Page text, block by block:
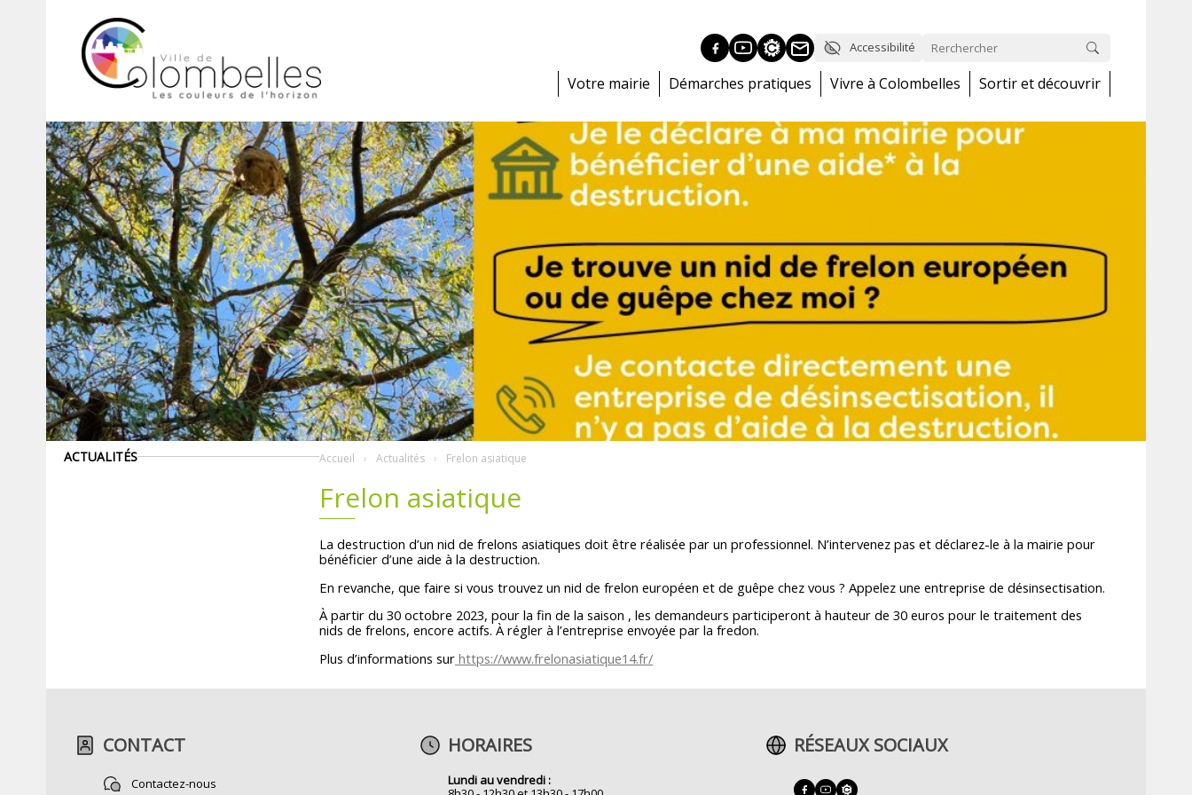
Accessibilité
Votre mairie Démarches pratiques Vivre à Colombelles Sortir et découvrir
ACTUALITÉS Accueil Actualités Frelon asiatique
Frelon asiatique
La destruction d’un nid de frelons asiatiques doit être réalisée par un professionnel. N’intervenez pas et déclarez-le à la mairie pour
bénéficier d’une aide à la destruction.
En revanche, que faire si vous trouvez un nid de frelon européen et de guêpe chez vous ? Appelez une entreprise de désinsectisation.
À partir du 30 octobre 2023, pour la fin de la saison , les demandeurs participeront à hauteur de 30 euros pour le traitement des
nids de frelons, encore actifs. À régler à l’entreprise envoyée par la fredon.
Plus d’informations sur https://www.frelonasiatique14.fr/
CONTACT
Contactez-nous
HORAIRES
Lundi au vendredi :
RÉSEAUX SOCIAUX